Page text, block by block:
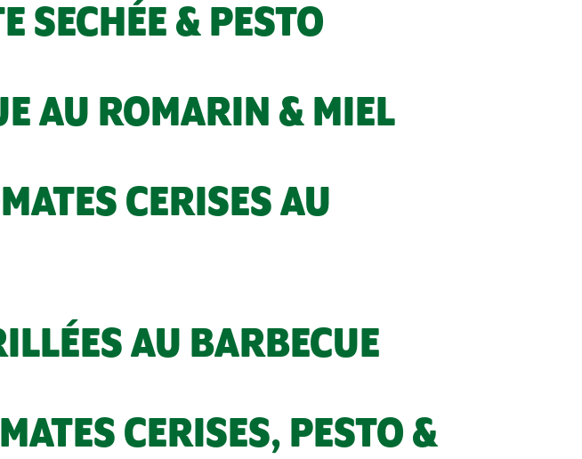
SECHÉE & PESTO
AU ROMARIN & MIEL
CERISES AU
AU BARBECUE
CERISES, PESTO &